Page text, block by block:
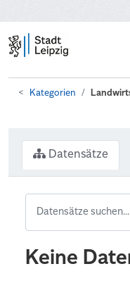
Kategorien
Datensätze
Keine